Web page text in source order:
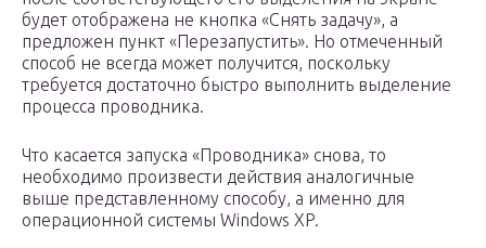
будет отображена не кнопка «Снять задачу», а
предложен пункт «Перезапустить». Но отмеченный
способ не всегда может получится, поскольку
требуется достаточно быстро выполнить выделение
процесса проводника.
Что касается запуска «Проводника» снова, то
необходимо произвести действия аналогичные
выше представленному способу, а именно для
операционной системы Windows XP.